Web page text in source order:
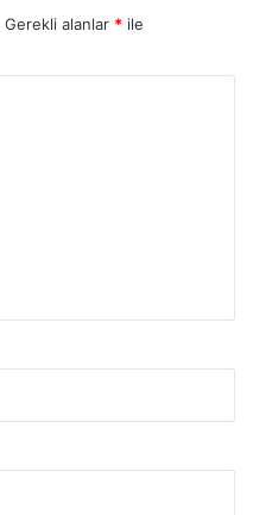
Gerekli alanlar * ile